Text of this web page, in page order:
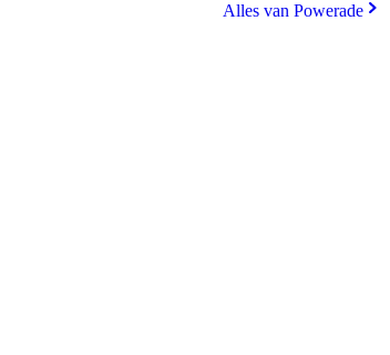
Alles van Powerade